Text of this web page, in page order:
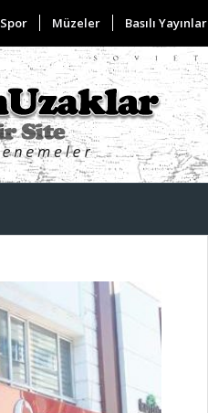
Spor Müzeler Basılı Yayınlar